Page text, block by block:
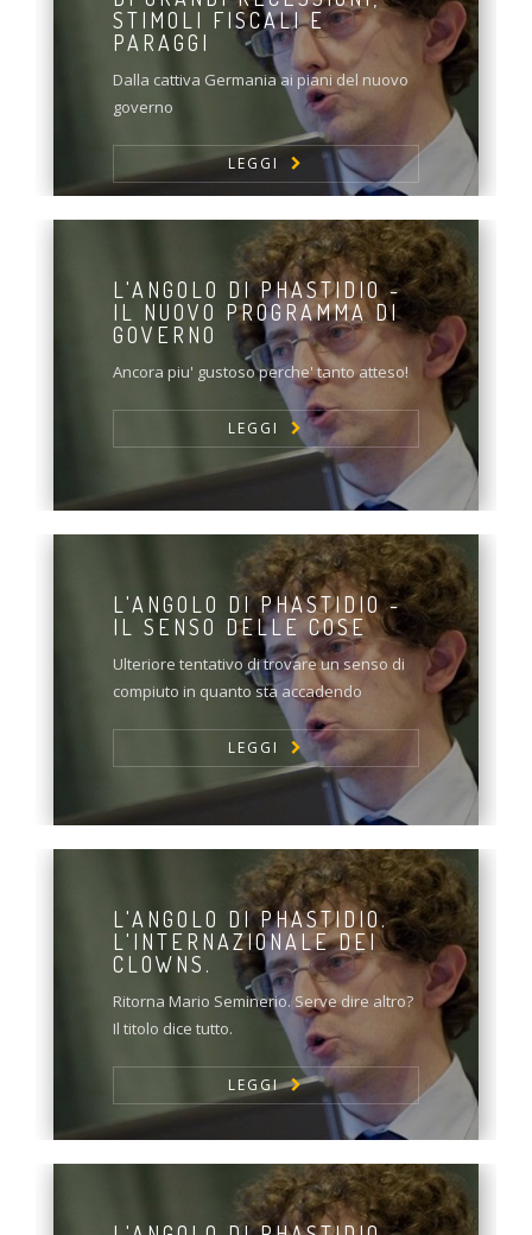
STIMOLI FISCALI E
PARAGGI
Dalla cattiva Germania ai piani del nuovo
governo
LEGGI
L'ANGOLO DI PHASTIDIO -
IL NUOVO PROGRAMMA DI
GOVERNO
Ancora piu' gustoso perche' tanto atteso!
LEGGI
L'ANGOLO DI PHASTIDIO -
IL SENSO DELLE COSE
Ulteriore tentativo di trovare un senso di
compiuto in quanto sta accadendo
LEGGI
L'ANGOLO DI PHASTIDIO.
L'INTERNAZIONALE DEI
CLOWNS.
Ritorna Mario Seminerio. Serve dire altro?
Il titolo dice tutto.
LEGGI